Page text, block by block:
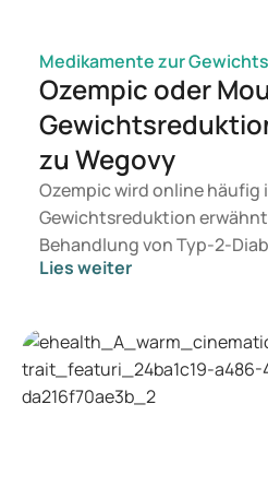
Medikamente zur
Ozempic oder
zu Wegovy
Ozempic wird online häufig
Gewichtsreduktion
Behandlung von Typ-2-
Suchen Sie eine Therapie
geeignet ist, entscheidet
gesundheitlichen
aktuellen Medikation.
Lies weiter